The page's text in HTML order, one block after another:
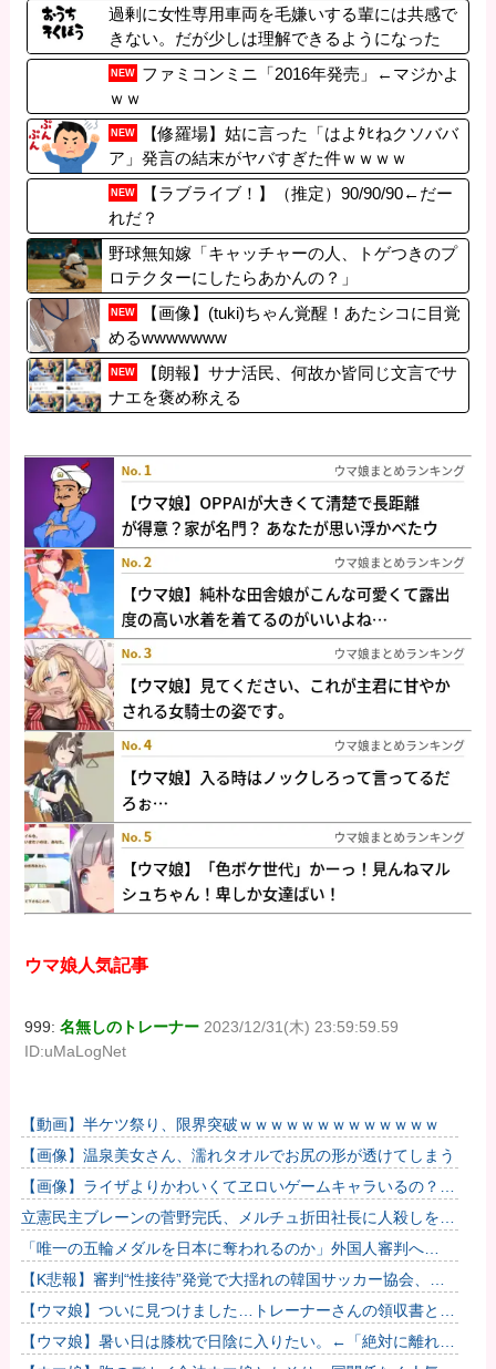
過剰に女性専用車両を毛嫌いする輩には共感で
きない。だが少しは理解できるようになった
NEW
ファミコンミニ「2016年発売」←マジかよ
ｗｗ
NEW
【修羅場】姑に言った「はよﾀﾋねクソババ
ア」発言の結末がヤバすぎた件ｗｗｗｗ
NEW
【ラブライブ！】（推定）90/90/90←だー
れだ？
野球無知嫁「キャッチャーの人、トゲつきのプ
ロテクターにしたらあかんの？」
NEW
【画像】(tuki)ちゃん覚醒！あたシコに目覚
めるwwwwwww
NEW
【朗報】サナ活民、何故か皆同じ文言でサ
ナエを褒め称える
ウマ娘人気記事
999:名無しのトレーナー 2023/12/31(木) 23:59:59.59
ID:uMaLogNet
【動画】半ケツ祭り、限界突破ｗｗｗｗｗｗｗｗｗｗｗｗｗ
【画像】温泉美女さん、濡れタオルでお尻の形が透けてしまう
【画像】ライザよりかわいくてヱロいゲームキャラいるの？ｗ
ｗｗｗｗ
立憲民主ブレーンの菅野完氏、メルチュ折田社長に人殺しを連
呼
「唯一の五輪メダルを日本に奪われるのか」外国人審判へ
の“性接待”で大揺れの韓国サッカー界、ロンドン五輪メダル剝
奪の可能性...
【K悲報】審判“性接待”発覚で大揺れの韓国サッカー協会、当
然『あの大会』についても疑われてしまう…
【ウマ娘】ついに見つけました…トレーナーさんの領収書と給
与明細！！
【ウマ娘】暑い日は膝枕で日陰に入りたい。←「絶対に離れた